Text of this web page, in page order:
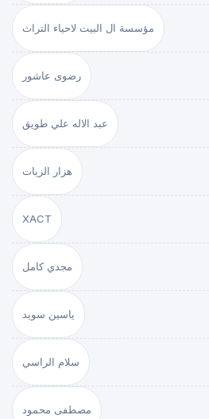
مؤسسة ال البيت لاحياء التراث
رضوى عاشور
عبد الاله علي طويق
هزار الزيات
XACT
مجدي كامل
ياسين سويد
سلام الراسي
مصطفى محمود